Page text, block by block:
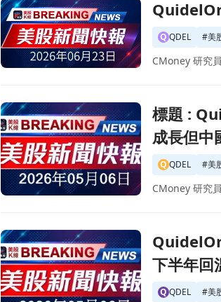
前往QuidelOrtho任命前Masimo高管
QQDEL #美
CMoney 研究
前往標題 : QuidelOrtho（QDEL）喊出
標題 :
成長但中
QQDEL #美
CMoney 研究
前往QuidelOrtho Q1財報遭呼吸道淡季、
下半年回
QQDEL #美